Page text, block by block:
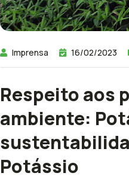
Imprensa 16/02/2023
Respeito aos
ambiente:
Potássio